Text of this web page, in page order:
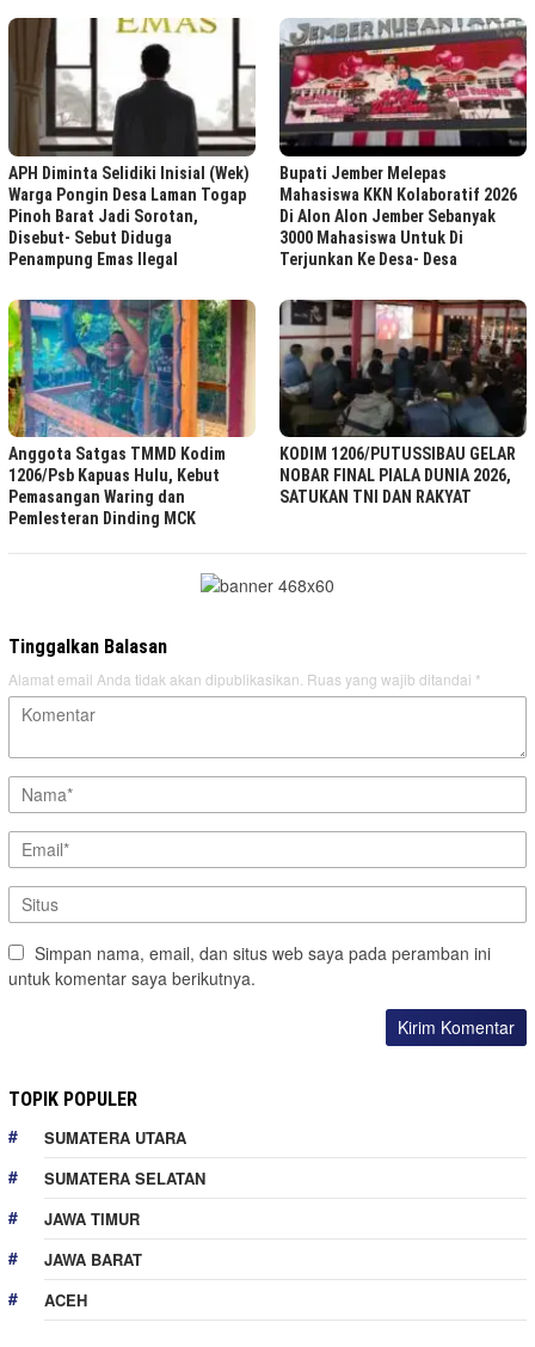
APH Diminta Selidiki Inisial (Wek)
Warga Pongin Desa Laman Togap
Pinoh Barat Jadi Sorotan,
Disebut- Sebut Diduga
Penampung Emas Ilegal
Bupati Jember Melepas
Mahasiswa KKN Kolaboratif 2026
Di Alon Alon Jember Sebanyak
3000 Mahasiswa Untuk Di
Terjunkan Ke Desa- Desa
Anggota Satgas TMMD Kodim
1206/Psb Kapuas Hulu, Kebut
Pemasangan Waring dan
Pemlesteran Dinding MCK
KODIM 1206/PUTUSSIBAU GELAR
NOBAR FINAL PIALA DUNIA 2026,
SATUKAN TNI DAN RAKYAT ‎ ‎
Tinggalkan Balasan
Alamat email Anda tidak akan dipublikasikan. Ruas yang wajib ditandai *
Simpan nama, email, dan situs web saya pada peramban ini
untuk komentar saya berikutnya.
TOPIK POPULER
SUMATERA UTARA
SUMATERA SELATAN
JAWA TIMUR
JAWA BARAT
ACEH